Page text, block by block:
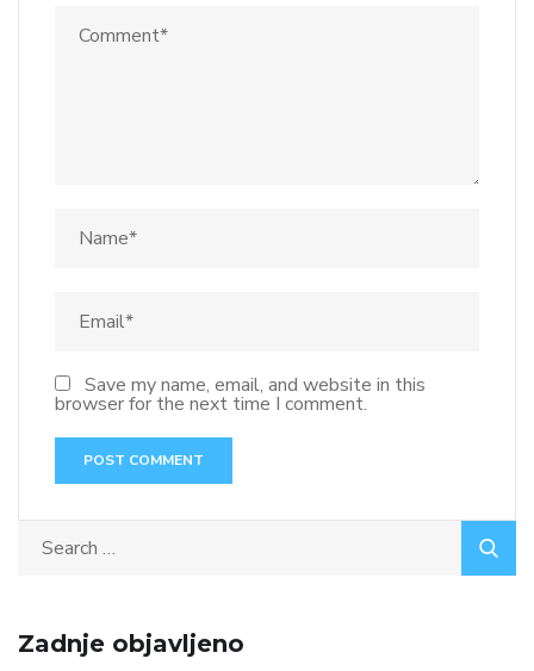
Save my name, email, and website in this
browser for the next time I comment.
Zadnje objavljeno